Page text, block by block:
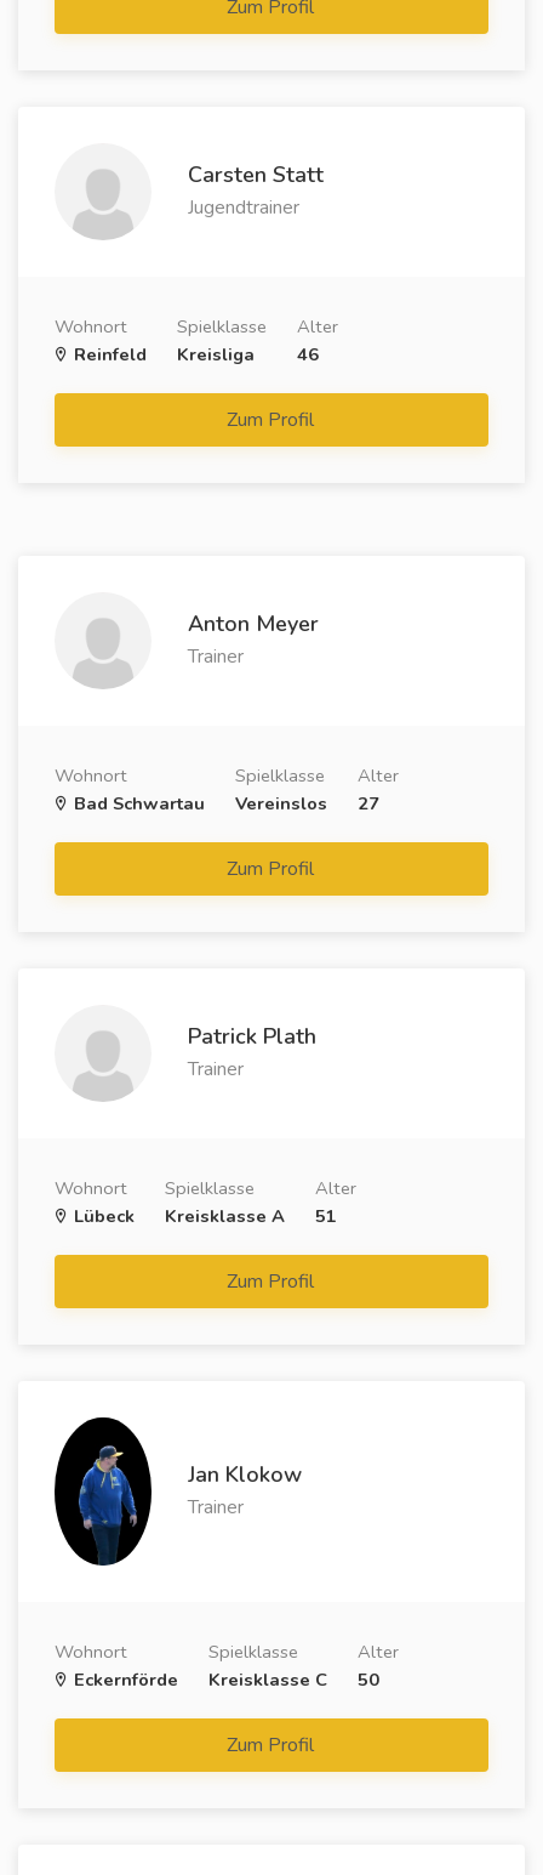
Zum Profil
Carsten Statt
Jugendtrainer
Wohnort
Reinfeld
Spielklasse
Kreisliga
Alter
46
Zum Profil
Anton Meyer
Trainer
Wohnort
Bad Schwartau
Spielklasse
Vereinslos
Alter
27
Zum Profil
Patrick Plath
Trainer
Wohnort
Lübeck
Spielklasse
Kreisklasse A
Alter
51
Zum Profil
Jan Klokow
Trainer
Wohnort
Eckernförde
Spielklasse
Kreisklasse C
Alter
50
Zum Profil